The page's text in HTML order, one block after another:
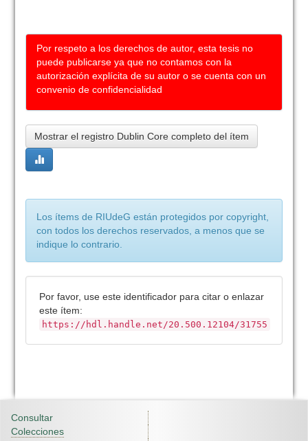
Por respeto a los derechos de autor, esta tesis no
puede publicarse ya que no contamos con la
autorización explícita de su autor o se cuenta con un
convenio de confidencialidad
Mostrar el registro Dublin Core completo del ítem
Los ítems de RIUdeG están protegidos por copyright,
con todos los derechos reservados, a menos que se
indique lo contrario.
Por favor, use este identificador para citar o enlazar
este ítem:
https://hdl.handle.net/20.500.12104/31755
Consultar
Colecciones